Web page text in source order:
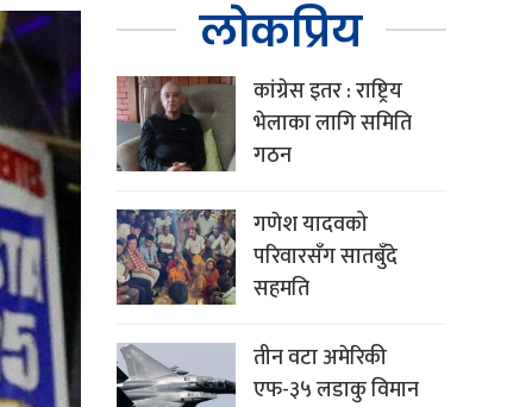
लोकप्रिय
कांग्रेस इतर : राष्ट्रिय
भेलाका लागि समिति
गठन
गणेश यादवको
परिवारसँग सातबुँदे
सहमति
तीन वटा अमेरिकी
एफ-३५ लडाकु विमान